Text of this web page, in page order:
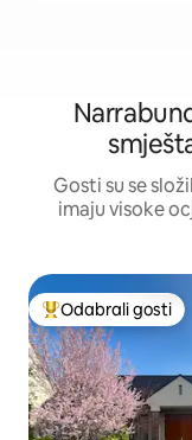
Gosti su se
imaju visoke
Među najviše
Odabrali gosti